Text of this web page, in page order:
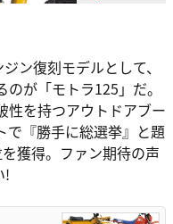
ン復刻モデルとして、
が「モトラ125」だ。
性を持つアウトドアブー
で『勝手に総選挙』と題
獲得。ファン期待の声
!